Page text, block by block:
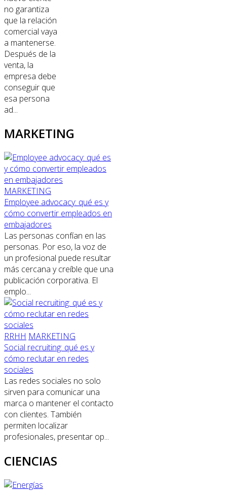
no garantiza
que la relación
comercial vaya
a mantenerse.
Después de la
venta, la
empresa debe
conseguir que
esa persona
ad...
MARKETING
MARKETING
Employee advocacy: qué es y
cómo convertir empleados en
embajadores
Las personas confían en las
personas. Por eso, la voz de
un profesional puede resultar
más cercana y creíble que una
publicación corporativa. El
emplo...
RRHH MARKETING
Social recruiting: qué es y
cómo reclutar en redes
sociales
Las redes sociales no solo
sirven para comunicar una
marca o mantener el contacto
con clientes. También
permiten localizar
profesionales, presentar op...
CIENCIAS